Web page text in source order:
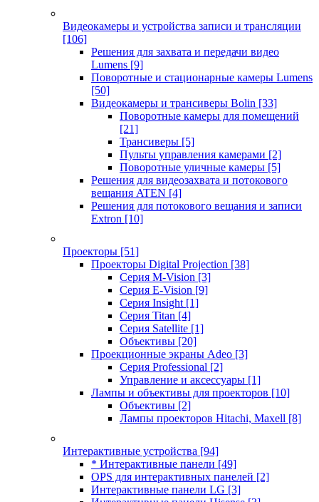
Видеокамеры и устройства записи и трансляции
[106]
Решения для захвата и передачи видео
Lumens [9]
Поворотные и стационарные камеры Lumens
[50]
Видеокамеры и трансиверы Bolin [33]
Поворотные камеры для помещений
[21]
Трансиверы [5]
Пульты управления камерами [2]
Поворотные уличные камеры [5]
Решения для видеозахвата и потокового
вещания ATEN [4]
Решения для потокового вещания и записи
Extron [10]
Проекторы [51]
Проекторы Digital Projection [38]
Серия M-Vision [3]
Серия E-Vision [9]
Серия Insight [1]
Серия Titan [4]
Серия Satellite [1]
Объективы [20]
Проекционные экраны Adeo [3]
Серия Professional [2]
Управление и аксессуары [1]
Лампы и объективы для проекторов [10]
Объективы [2]
Лампы проекторов Hitachi, Maxell [8]
Интерактивные устройства [94]
* Интерактивные панели [49]
OPS для интерактивных панелей [2]
Интерактивные панели LG [3]